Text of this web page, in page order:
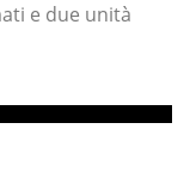
e due unità